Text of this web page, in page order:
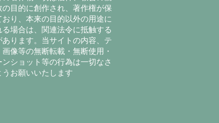
の目的に創作され、著作権が保
おり、本来の目的以外の用途に
る場合は、関連法令に抵触する
あります。当サイトの内容、テ
像等の無断転載・無断使用・
ショット等の行為は一切なさ
うお願いいたします